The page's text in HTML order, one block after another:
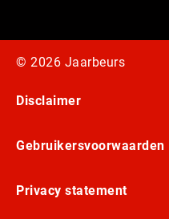
© 2026 Jaarbeurs
Disclaimer
Gebruikersvoorwaarden
Privacy statement